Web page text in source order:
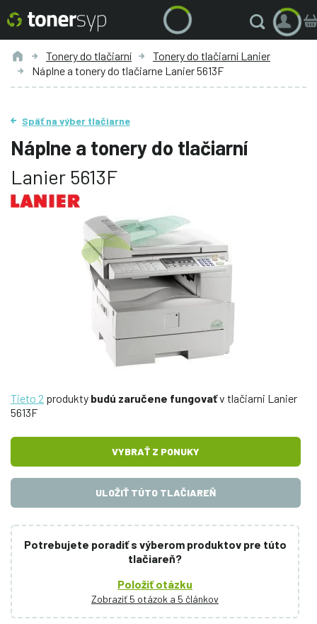
Tonery do tlačiarní
Tonery do tlačiarní Lanier
Náplne a tonery do tlačiarne Lanier 5613F
Späť na výber tlačiarne
Náplne a tonery do tlačiarní
Lanier 5613F
Tieto 2 produkty budú zaručene fungovaťv tlačiarni Lanier
5613F
VYBRAŤ Z PONUKY
ULOŽIŤ TÚTO TLAČIAREŇ
Potrebujete poradiť s výberom produktov pre túto
tlačiareň?
Položiť otázku
Zobraziť 5 otázok a 5 článkov